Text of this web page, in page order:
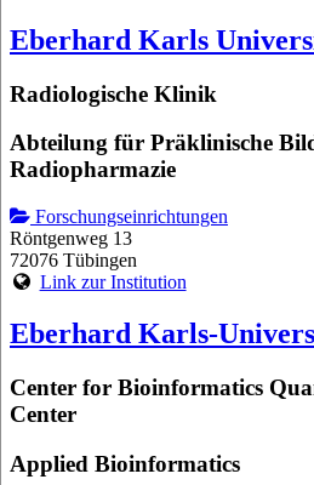
Eberhard Karls
Radiologische Klinik
Abteilung für Präklinische
Radiopharmazie
Forschungseinrichtungen
Röntgenweg 13
72076 Tübingen
Link zur Institution
Eberhard Karls-
Center for Bioinformatics
Center
Applied Bioinformatics